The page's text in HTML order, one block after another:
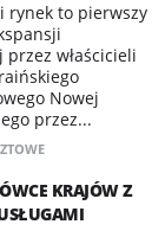
rynek to pierwszy
właścicieli
Nowej
przez...
KRAJÓW Z